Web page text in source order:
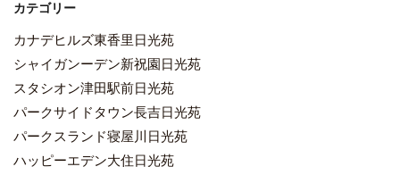
カテゴリー
カナデヒルズ東香里日光苑
シャイガンーデン新祝園日光苑
スタシオン津田駅前日光苑
パークサイドタウン長吉日光苑
パークスランド寝屋川日光苑
ハッピーエデン大住日光苑